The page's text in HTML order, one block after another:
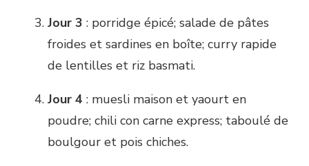
Jour 3 : porridge épicé; salade de pâtes
froides et sardines en boîte; curry rapide
de lentilles et riz basmati.
Jour 4 : muesli maison et yaourt en
poudre; chili con carne express; taboulé de
boulgour et pois chiches.